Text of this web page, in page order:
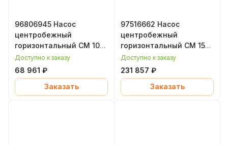
96806945 Насос
центробежный
горизонтальный CM 10-
2, 1,2 кВт, уплотнение
EPDM, Grundfos
(Грундфос)
Доступно к заказу
68 961 ₽
Заказать
97516662 Насос
центробежный
горизонтальный CM 15-
2, 1,7 кВт, уплотнение
EPDM, Grundfos
(Грундфос)
Доступно к заказу
231 857 ₽
Заказать